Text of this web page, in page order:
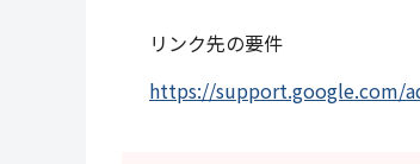
リンク先の要件
https://support.google.com/